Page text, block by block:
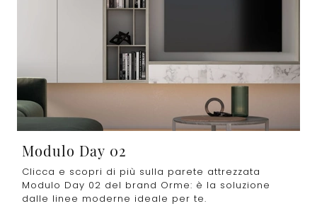
Modulo Day 02
Clicca e scopri di più sulla parete attrezzata
Modulo Day 02 del brand Orme: è la soluzione
dalle linee moderne ideale per te.